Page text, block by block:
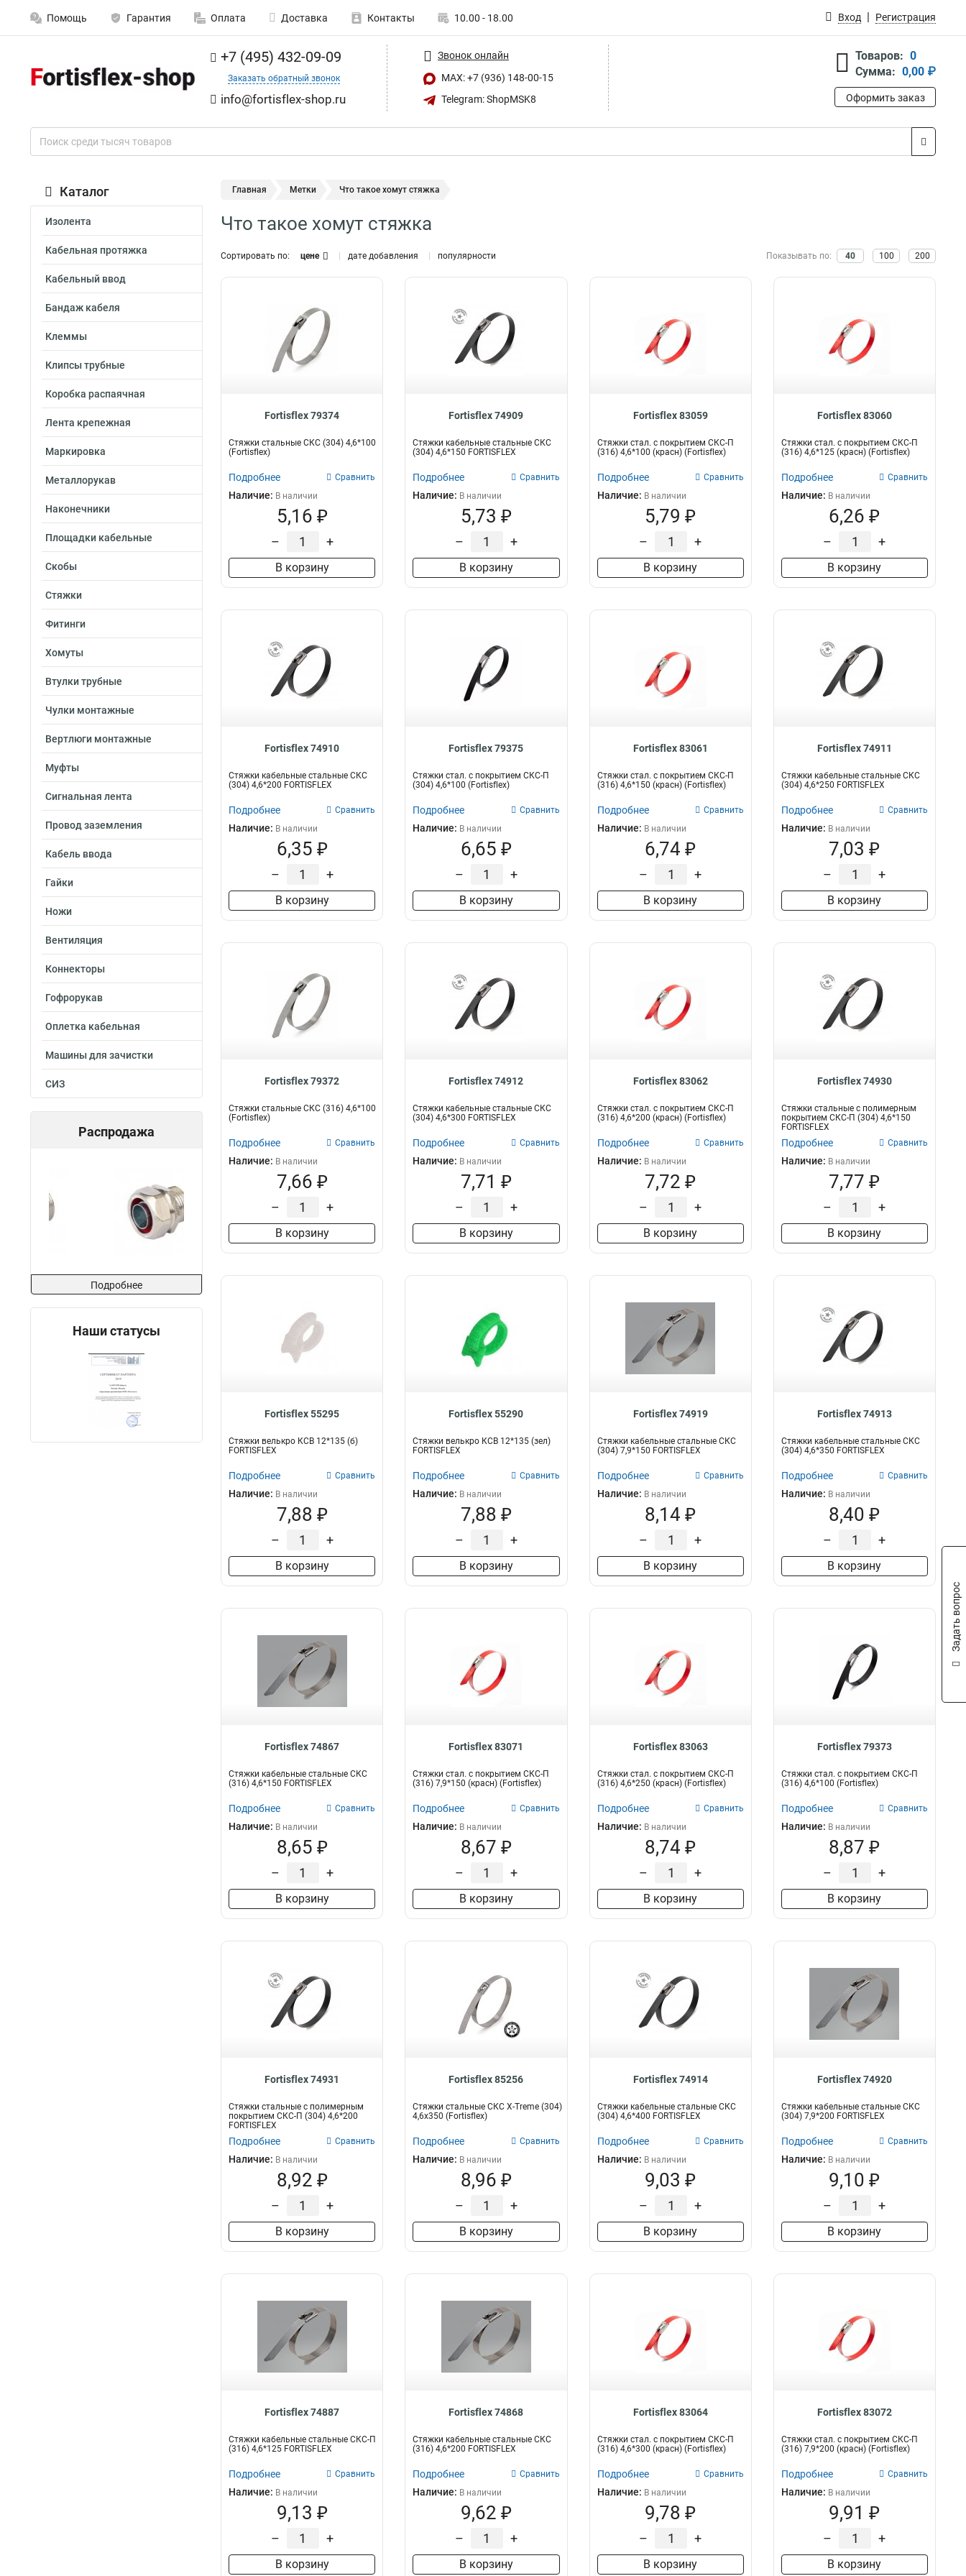
Помощь Гарантия Оплата Доставка Контакты 10.00 - 18.00 Вход Регистрация
+7 (495) 432-09-09
Заказать обратный звонок
info@fortisflex-shop.ru
Звонок онлайн
MAX: +7 (936) 148-00-15
Telegram: ShopMSK8
Товаров: 0
Сумма: 0,00 ₽
Оформить заказ
Каталог
Изолента
Кабельная протяжка
Кабельный ввод
Бандаж кабеля
Клеммы
Клипсы трубные
Коробка распаячная
Лента крепежная
Маркировка
Металлорукав
Наконечники
Площадки кабельные
Скобы
Стяжки
Фитинги
Хомуты
Втулки трубные
Чулки монтажные
Вертлюги монтажные
Муфты
Сигнальная лента
Провод заземления
Кабель ввода
Гайки
Ножи
Вентиляция
Коннекторы
Гофрорукав
Оплетка кабельная
Машины для зачистки
СИЗ
Распродажа
Подробнее
Наши статусы
Главная Метки Что такое хомут стяжка
Что такое хомут стяжка
Сортировать по: цене дате добавления популярности Показывать по: 40 100 200
Fortisflex 79374
Стяжки стальные СКС (304) 4,6*100
(Fortisflex)
Подробнее Сравнить
Наличие: В наличии
5,16 ₽
– +
В корзину
Fortisflex 74909
Стяжки кабельные стальные СКС
(304) 4,6*150 FORTISFLEX
Подробнее Сравнить
Наличие: В наличии
5,73 ₽
– +
В корзину
Fortisflex 83059
Стяжки стал. с покрытием СКС-П
(316) 4,6*100 (красн) (Fortisflex)
Подробнее Сравнить
Наличие: В наличии
5,79 ₽
– +
В корзину
Fortisflex 83060
Стяжки стал. с покрытием СКС-П
(316) 4,6*125 (красн) (Fortisflex)
Подробнее Сравнить
Наличие: В наличии
6,26 ₽
– +
В корзину
Fortisflex 74910
Стяжки кабельные стальные СКС
(304) 4,6*200 FORTISFLEX
Подробнее Сравнить
Наличие: В наличии
6,35 ₽
– +
В корзину
Fortisflex 79375
Стяжки стал. с покрытием СКС-П
(304) 4,6*100 (Fortisflex)
Подробнее Сравнить
Наличие: В наличии
6,65 ₽
– +
В корзину
Fortisflex 83061
Стяжки стал. с покрытием СКС-П
(316) 4,6*150 (красн) (Fortisflex)
Подробнее Сравнить
Наличие: В наличии
6,74 ₽
– +
В корзину
Fortisflex 74911
Стяжки кабельные стальные СКС
(304) 4,6*250 FORTISFLEX
Подробнее Сравнить
Наличие: В наличии
7,03 ₽
– +
В корзину
Fortisflex 79372
Стяжки стальные СКС (316) 4,6*100
(Fortisflex)
Подробнее Сравнить
Наличие: В наличии
7,66 ₽
– +
В корзину
Fortisflex 74912
Стяжки кабельные стальные СКС
(304) 4,6*300 FORTISFLEX
Подробнее Сравнить
Наличие: В наличии
7,71 ₽
– +
В корзину
Fortisflex 83062
Стяжки стал. с покрытием СКС-П
(316) 4,6*200 (красн) (Fortisflex)
Подробнее Сравнить
Наличие: В наличии
7,72 ₽
– +
В корзину
Fortisflex 74930
Стяжки стальные с полимерным
покрытием СКС-П (304) 4,6*150
FORTISFLEX
Подробнее Сравнить
Наличие: В наличии
7,77 ₽
– +
В корзину
Fortisflex 55295
Стяжки велькро КСВ 12*135 (б)
FORTISFLEX
Подробнее Сравнить
Наличие: В наличии
7,88 ₽
– +
В корзину
Fortisflex 55290
Стяжки велькро КСВ 12*135 (зел)
FORTISFLEX
Подробнее Сравнить
Наличие: В наличии
7,88 ₽
– +
В корзину
Fortisflex 74919
Стяжки кабельные стальные СКС
(304) 7,9*150 FORTISFLEX
Подробнее Сравнить
Наличие: В наличии
8,14 ₽
– +
В корзину
Fortisflex 74913
Стяжки кабельные стальные СКС
(304) 4,6*350 FORTISFLEX
Подробнее Сравнить
Наличие: В наличии
8,40 ₽
– +
В корзину
Fortisflex 74867
Стяжки кабельные стальные СКС
(316) 4,6*150 FORTISFLEX
Подробнее Сравнить
Наличие: В наличии
8,65 ₽
– +
В корзину
Fortisflex 83071
Стяжки стал. с покрытием СКС-П
(316) 7,9*150 (красн) (Fortisflex)
Подробнее Сравнить
Наличие: В наличии
8,67 ₽
– +
В корзину
Fortisflex 83063
Стяжки стал. с покрытием СКС-П
(316) 4,6*250 (красн) (Fortisflex)
Подробнее Сравнить
Наличие: В наличии
8,74 ₽
– +
В корзину
Fortisflex 79373
Стяжки стал. с покрытием СКС-П
(316) 4,6*100 (Fortisflex)
Подробнее Сравнить
Наличие: В наличии
8,87 ₽
– +
В корзину
Fortisflex 74931
Стяжки стальные с полимерным
покрытием СКС-П (304) 4,6*200
FORTISFLEX
Подробнее Сравнить
Наличие: В наличии
8,92 ₽
– +
В корзину
Fortisflex 85256
Стяжки стальные СКС X-Treme (304)
4,6х350 (Fortisflex)
Подробнее Сравнить
Наличие: В наличии
8,96 ₽
– +
В корзину
Fortisflex 74914
Стяжки кабельные стальные СКС
(304) 4,6*400 FORTISFLEX
Подробнее Сравнить
Наличие: В наличии
9,03 ₽
– +
В корзину
Fortisflex 74920
Стяжки кабельные стальные СКС
(304) 7,9*200 FORTISFLEX
Подробнее Сравнить
Наличие: В наличии
9,10 ₽
– +
В корзину
Fortisflex 74887
Стяжки кабельные стальные СКС-П
(316) 4,6*125 FORTISFLEX
Подробнее Сравнить
Наличие: В наличии
9,13 ₽
– +
В корзину
Fortisflex 74868
Стяжки кабельные стальные СКС
(316) 4,6*200 FORTISFLEX
Подробнее Сравнить
Наличие: В наличии
9,62 ₽
– +
В корзину
Fortisflex 83064
Стяжки стал. с покрытием СКС-П
(316) 4,6*300 (красн) (Fortisflex)
Подробнее Сравнить
Наличие: В наличии
9,78 ₽
– +
В корзину
Fortisflex 83072
Стяжки стал. с покрытием СКС-П
(316) 7,9*200 (красн) (Fortisflex)
Подробнее Сравнить
Наличие: В наличии
9,91 ₽
– +
В корзину
Задать вопрос